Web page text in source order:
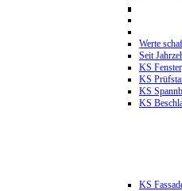
Werte
Seit
KS
KS
KS
KS
KS